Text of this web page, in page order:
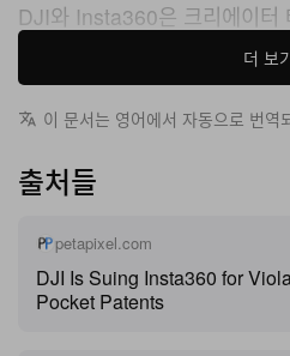
DJI와 Insta360은 크리에이터
는 초대형 소송전에 휘말린 상
방법원에 두 건의 별도 소송을
Insta360 Luna Ultra가 미국
Inc.를 직접 겨냥하고 있으며,
구조 등 핸드헬드 아키텍처 전
해한 것으로 지목되고 있다.
더 보
이 문서는 영어에서 자동으로 번역
출처들
petapixel.com
DJI Is Suing Insta360 for
Pocket Patents